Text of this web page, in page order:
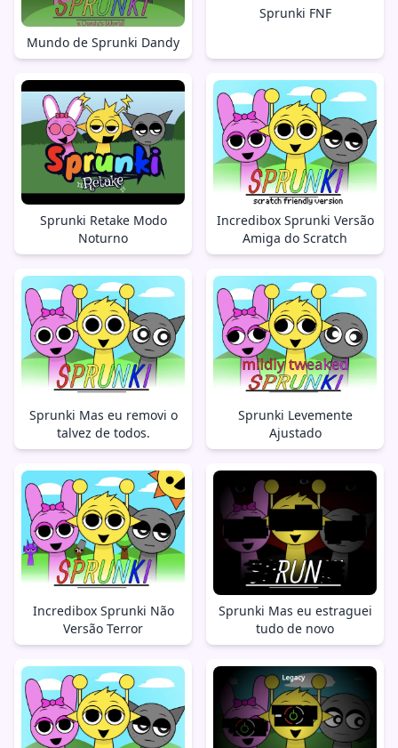
Mundo de Sprunki Dandy
Sprunki FNF
Sprunki Retake Modo
Noturno
Incredibox Sprunki Versão
Amiga do Scratch
Sprunki Mas eu removi o
talvez de todos.
Sprunki Levemente
Ajustado
Incredibox Sprunki Não
Versão Terror
Sprunki Mas eu estraguei
tudo de novo